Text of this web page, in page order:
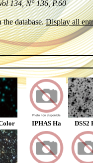
134, N° 136, P.60
the database.Display all
IPHAS Ha DSS2